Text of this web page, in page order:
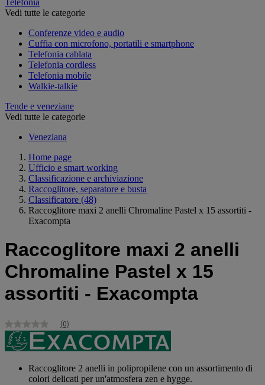
Vedi tutte le categorie
Conferenze video e audio
Cuffia con microfono, portatili e smartphone
Telefonia cablata
Telefonia cordless
Telefonia mobile
Walkie-talkie
Tende e veneziane
Vedi tutte le categorie
Veneziana
Home page
Ufficio e smart working
Classificazione e archiviazione
Raccoglitore, separatore e busta
Classificatore (48)
Raccoglitore maxi 2 anelli Chromaline Pastel x 15 assortiti -
Exacompta
Raccoglitore maxi 2 anelli
Chromaline Pastel x 15
assortiti - Exacompta
Nessuna
valutazione
Stesso
pagina.
(0)
Raccoglitore 2 anelli in polipropilene con un assortimento di
colori delicati per un'atmosfera zen e hygge.